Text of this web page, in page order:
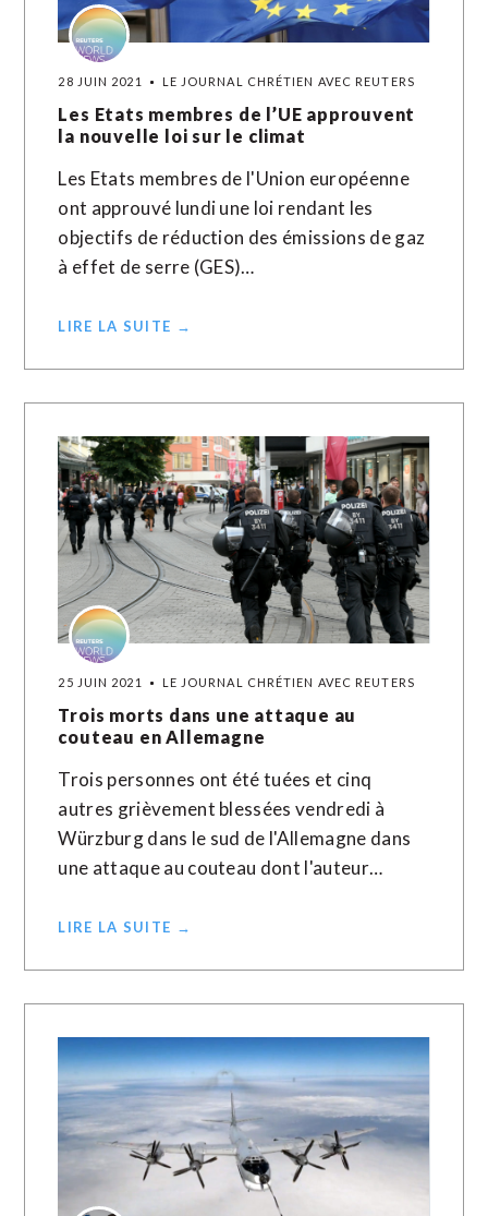
28 JUIN 2021 LE JOURNAL CHRÉTIEN AVEC REUTERS
Les Etats membres de l’UE approuvent
la nouvelle loi sur le climat
Les Etats membres de l'Union européenne
ont approuvé lundi une loi rendant les
objectifs de réduction des émissions de gaz
à effet de serre (GES)…
LIRE LA SUITE →
25 JUIN 2021 LE JOURNAL CHRÉTIEN AVEC REUTERS
Trois morts dans une attaque au
couteau en Allemagne
Trois personnes ont été tuées et cinq
autres grièvement blessées vendredi à
Würzburg dans le sud de l'Allemagne dans
une attaque au couteau dont l'auteur…
LIRE LA SUITE →